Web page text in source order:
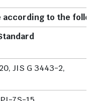
according to the
JIS G 3443-2,